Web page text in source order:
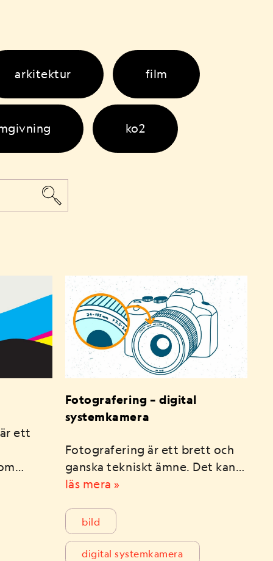
arkitektur film
ko2
inredningsarkitektur
ett
Fotografering – digital
systemkamera
Fotografering är ett brett och
ganska tekniskt ämne. Det kan…
läs mera »
bild
digital systemkamera